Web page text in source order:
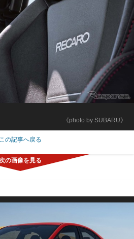
《photo by SUBARU》
この記事へ戻る